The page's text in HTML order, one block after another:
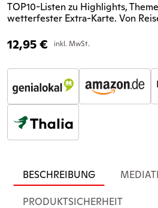
TOP10-Listen zu Highlights,
wetterfester Extra-Karte. Von
12,95€ inkl. MwSt.
BESCHREIBUNG
PRODUKTSICHERHEIT